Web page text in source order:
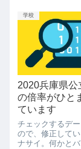
学校
2020兵庫県公
の倍率がひと
ています
チェックするデ
ので、修正して
ナサイ。何かと